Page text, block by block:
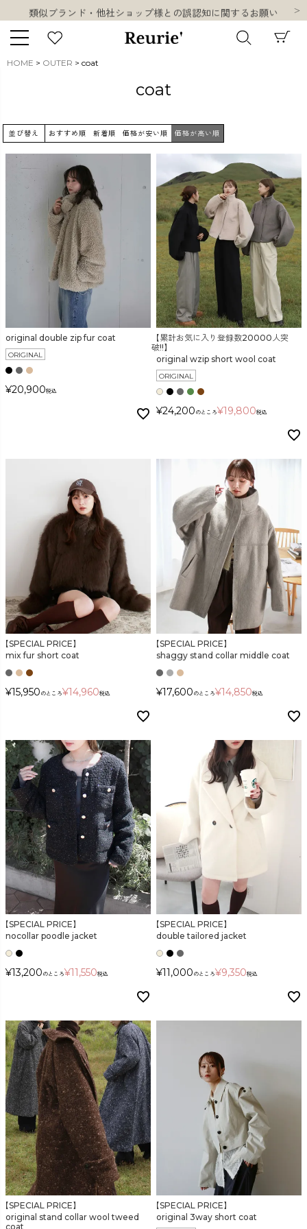
類似ブランド・他社ショップ様との誤認知に関するお願い
熊本県熊本地方を震源とする地震の影響について
お盆期間中の営業・配送に関して
10,000円以上ご購入で送料無料
販売タイプ
新着 再入荷 SALE
商品タイプ
ORIGINAL HIT ITEM
カラー
在庫なし商品
表示する
表示しない
検索
HOME OUTER coat
coat
並び替え おすすめ順 新着順 価格が安い順 価格が高い順
original double zip fur coat
ORIGINAL
¥20,900税込
【累計お気に入り登録数20000人突
破!!】
original wzip short wool coat
ORIGINAL
¥24,200 のところ¥19,800税込
【SPECIAL PRICE】
mix fur short coat
¥15,950 のところ¥14,960税込
【SPECIAL PRICE】
shaggy stand collar middle coat
¥17,600 のところ¥14,850税込
【SPECIAL PRICE】
nocollar poodle jacket
¥13,200 のところ¥11,550税込
【SPECIAL PRICE】
double tailored jacket
¥11,000 のところ¥9,350税込
【SPECIAL PRICE】
original stand collar wool tweed
coat
【SPECIAL PRICE】
original 3way short coat